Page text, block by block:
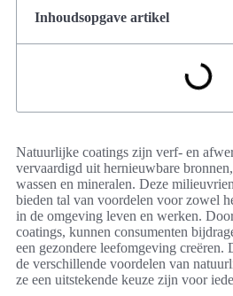
Inhoudsopgave artikel
Natuurlijke coatings zijn verf- en
vervaardigd uit hernieuwbare
wassen en mineralen. Deze
bieden tal van voordelen voor zowel
in de omgeving leven en werken.
coatings, kunnen consumenten
een gezondere leefomgeving
de verschillende voordelen van
ze een uitstekende keuze zijn voor